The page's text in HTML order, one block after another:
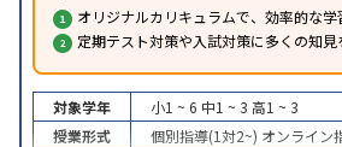
オリジナルカリキュラムで、効率的な学
定期テスト対策や入試対策に多くの知見
対象学年 小1 ~ 6 中1 ~ 3 高1 ~ 3
授業形式
個別指導(1対2~) オンライン